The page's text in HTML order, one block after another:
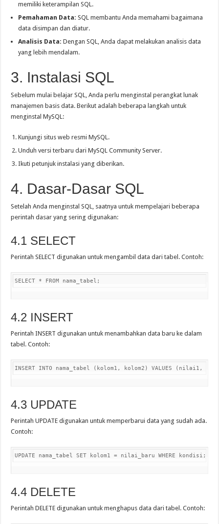
memiliki keterampilan SQL.
Pemahaman Data: SQL membantu Anda memahami bagaimana
data disimpan dan diatur.
Analisis Data: Dengan SQL, Anda dapat melakukan analisis data
yang lebih mendalam.
3. Instalasi SQL
Sebelum mulai belajar SQL, Anda perlu menginstal perangkat lunak
manajemen basis data. Berikut adalah beberapa langkah untuk
menginstal MySQL:
Kunjungi situs web resmi MySQL.
Unduh versi terbaru dari MySQL Community Server.
Ikuti petunjuk instalasi yang diberikan.
4. Dasar-Dasar SQL
Setelah Anda menginstal SQL, saatnya untuk mempelajari beberapa
perintah dasar yang sering digunakan:
4.1 SELECT
Perintah SELECT digunakan untuk mengambil data dari tabel. Contoh:
SELECT * FROM nama_tabel;
4.2 INSERT
Perintah INSERT digunakan untuk menambahkan data baru ke dalam
tabel. Contoh:
INSERT INTO nama_tabel (kolom1, kolom2) VALUES (nilai1,
4.3 UPDATE
Perintah UPDATE digunakan untuk memperbarui data yang sudah ada.
Contoh:
UPDATE nama_tabel SET kolom1 = nilai_baru WHERE kondisi;
4.4 DELETE
Perintah DELETE digunakan untuk menghapus data dari tabel. Contoh: